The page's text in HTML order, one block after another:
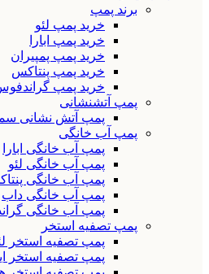
برند پمپ
خرید پمپ لئو
خرید پمپ ابارا
خرید پمپ پمپیران
خرید پمپ پنتاکس
خرید پمپ
پمپ آتشنشانی
پمپ آتش نشانی
پمپ آب خانگی
پمپ آب خانگی ابارا
پمپ آب خانگی لئو
پمپ آب خانگی
پمپ آب خانگی داب
پمپ آب خانگی
پمپ تصفیه استخر
پمپ تصفیه استخر
پمپ تصفیه استخر